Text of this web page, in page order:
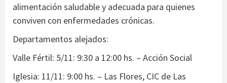
alimentación saludable y adecuada para quienes
conviven con enfermedades crónicas.
Departamentos alejados:
Valle Fértil: 5/11: 9:30 a 12:00 hs. – Acción Social
Iglesia: 11/11: 9:00 hs. – Las Flores, CIC de Las